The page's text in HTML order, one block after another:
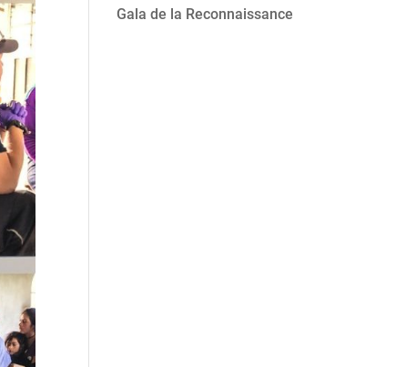
Gala de la Reconnaissance